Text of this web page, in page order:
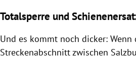
Totalsperre und
Und es kommt noch dicker: Wenn
Streckenabschnitt zwischen